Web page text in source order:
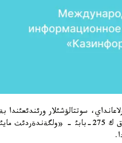
سوتتالؤشئلار
ولاردئث بئرةؤئ كامةلةت جاسقا تولماعان. ولار ق ر ق ك 275-